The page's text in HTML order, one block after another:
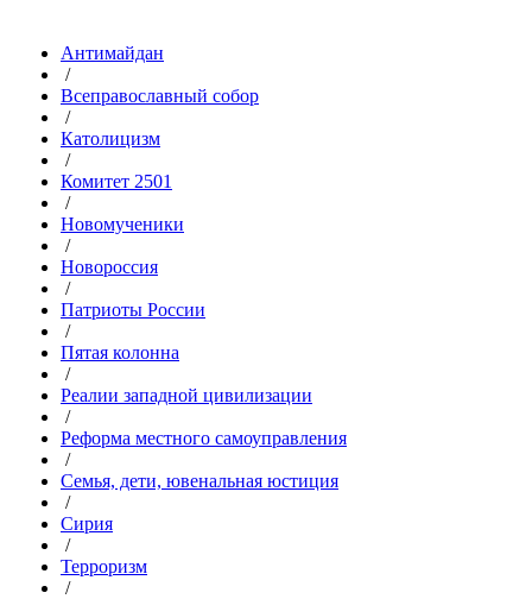
Антимайдан
/
Всеправославный собор
/
Католицизм
/
Комитет 2501
/
Новомученики
/
Новороссия
/
Патриоты России
/
Пятая колонна
/
Реалии западной цивилизации
/
Реформа местного самоуправления
/
Семья, дети, ювенальная юстиция
/
Сирия
/
Терроризм
/